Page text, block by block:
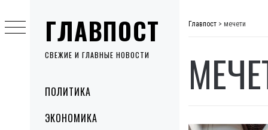
ГЛАВПОСТ
СВЕЖИЕ И ГЛАВНЫЕ НОВОСТИ
MenuПОЛИТИКА
ЭКОНОМИКА
to
content
Главпост > мечети